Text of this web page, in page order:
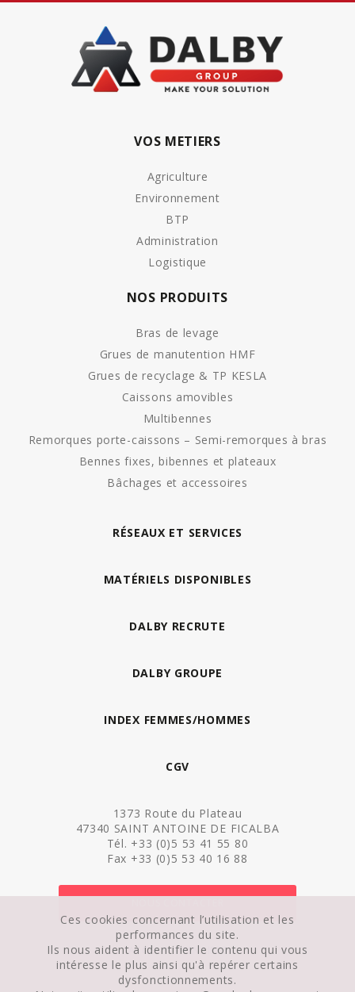
1373 Route du Plateau
47340 SAINT ANTOINE DE FICALBA
Tél. +33 (0)5 53 41 55 80
Fax +33 (0)5 53 40 16 88
ACCÈS PARTENAIRES
VOS METIERS
Agriculture
Environnement
BTP
Administration
Logistique
NOS PRODUITS
Bras de levage
Grues de manutention HMF
Grues de recyclage & TP KESLA
Caissons amovibles
Multibennes
Remorques porte-caissons – Semi-remorques à bras
Bennes fixes, bibennes et plateaux
Bâchages et accessoires
RÉSEAUX ET SERVICES
MATÉRIELS DISPONIBLES
DALBY RECRUTE
DALBY GROUPE
INDEX FEMMES/HOMMES
CGV
Ces cookies concernant l’utilisation et les
performances du site.
Ils nous aident à identifier le contenu qui vous
intéresse le plus ainsi qu'à repérer certains
dysfonctionnements.